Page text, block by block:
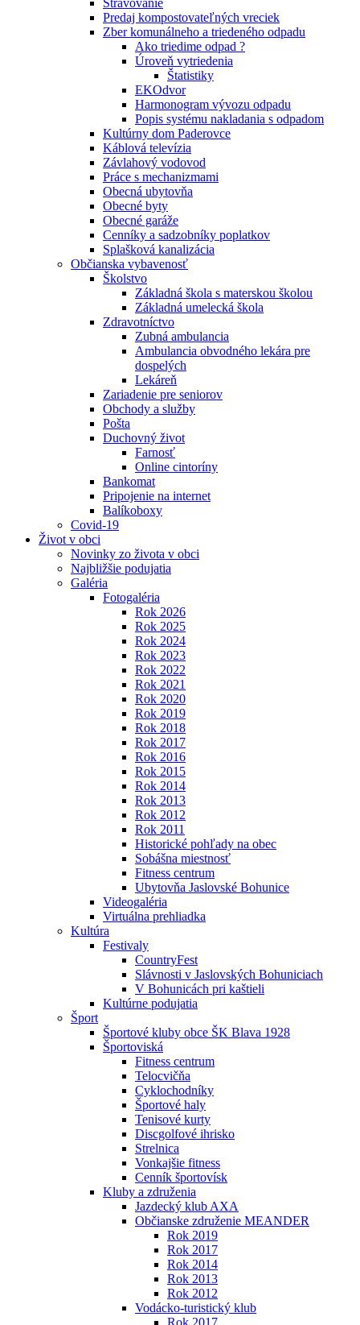
Stravovanie
Predaj kompostovateľných vreciek
Zber komunálneho a triedeného odpadu
Ako triedime odpad ?
Úroveň vytriedenia
Štatistiky
EKOdvor
Harmonogram vývozu odpadu
Popis systému nakladania s odpadom
Kultúrny dom Paderovce
Káblová televízia
Závlahový vodovod
Práce s mechanizmami
Obecná ubytovňa
Obecné byty
Obecné garáže
Cenníky a sadzobníky poplatkov
Splašková kanalizácia
Občianska vybavenosť
Školstvo
Základná škola s materskou školou
Základná umelecká škola
Zdravotníctvo
Zubná ambulancia
Ambulancia obvodného lekára pre
dospelých
Lekáreň
Zariadenie pre seniorov
Obchody a služby
Pošta
Duchovný život
Farnosť
Online cintoríny
Bankomat
Pripojenie na internet
Balíkoboxy
Covid-19
Život v obci
Novinky zo života v obci
Najbližšie podujatia
Galéria
Fotogaléria
Rok 2026
Rok 2025
Rok 2024
Rok 2023
Rok 2022
Rok 2021
Rok 2020
Rok 2019
Rok 2018
Rok 2017
Rok 2016
Rok 2015
Rok 2014
Rok 2013
Rok 2012
Rok 2011
Historické pohľady na obec
Sobášna miestnosť
Fitness centrum
Ubytovňa Jaslovské Bohunice
Videogaléria
Virtuálna prehliadka
Kultúra
Festivaly
CountryFest
Slávnosti v Jaslovských Bohuniciach
V Bohunicách pri kaštieli
Kultúrne podujatia
Šport
Športové kluby obce ŠK Blava 1928
Športoviská
Fitness centrum
Telocvičňa
Cyklochodníky
Športové haly
Tenisové kurty
Discgolfové ihrisko
Strelnica
Vonkajšie fitness
Cenník športovísk
Kluby a združenia
Jazdecký klub AXA
Občianske združenie MEANDER
Rok 2019
Rok 2017
Rok 2014
Rok 2013
Rok 2012
Vodácko-turistický klub
Rok 2017